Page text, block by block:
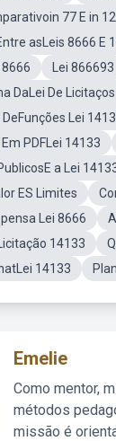
77 E in
asLeis 8666 E
Lei 866693
DaLei De
Lei
PDFLei 14133
a Lei
ES Limites
Lei 8666
14133
14133
Emelie
Como mentor,
métodos
missão é